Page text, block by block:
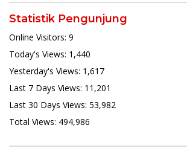
Statistik Pengunjung
Online Visitors: 9
Today's Views: 1,440
Yesterday's Views: 1,617
Last 7 Days Views: 11,201
Last 30 Days Views: 53,982
Total Views: 494,986